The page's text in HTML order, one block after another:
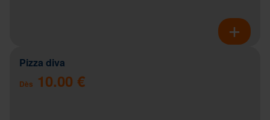
Pizza diva
Dès 10.00 €